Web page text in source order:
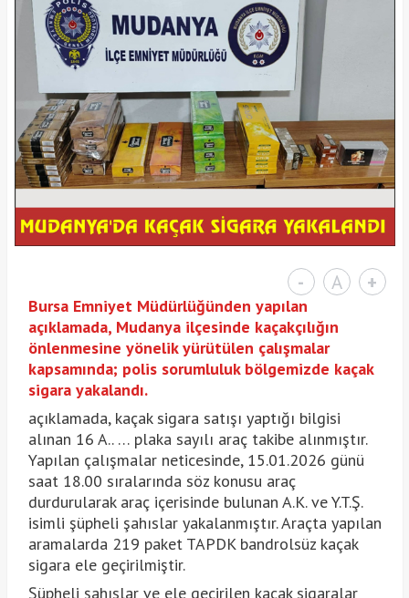
- A +
Bursa Emniyet Müdürlüğünden yapılan
açıklamada, Mudanya ilçesinde kaçakçılığın
önlenmesine yönelik yürütülen çalışmalar
kapsamında; polis sorumluluk bölgemizde kaçak
sigara yakalandı.
açıklamada, kaçak sigara satışı yaptığı bilgisi
alınan 16 A.. … plaka sayılı araç takibe alınmıştır.
Yapılan çalışmalar neticesinde, 15.01.2026 günü
saat 18.00 sıralarında söz konusu araç
durdurularak araç içerisinde bulunan A.K. ve Y.T.Ş.
isimli şüpheli şahıslar yakalanmıştır. Araçta yapılan
aramalarda 219 paket TAPDK bandrolsüz kaçak
sigara ele geçirilmiştir.
Şüpheli şahıslar ve ele geçirilen kaçak sigaralar